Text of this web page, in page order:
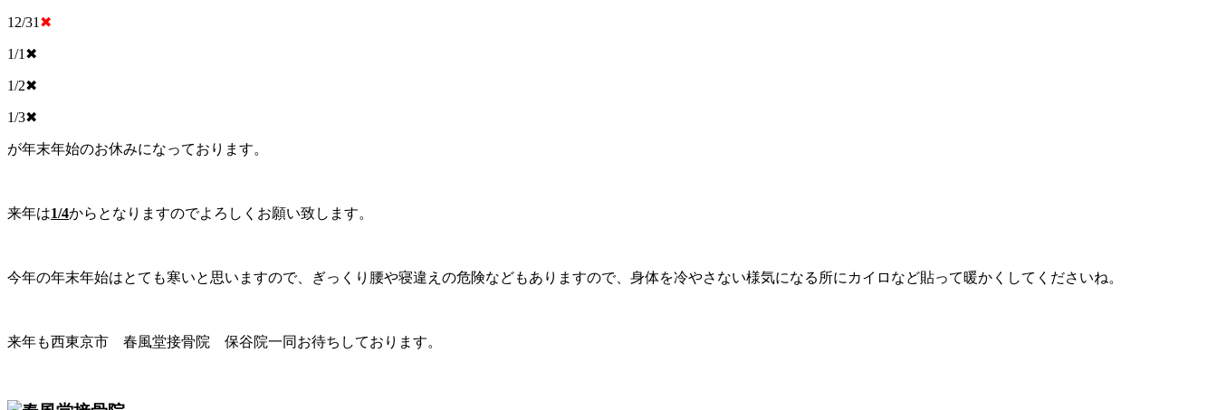
12/31 ✖
1/1✖
1/2✖
1/3✖
が年末年始のお休みになっております。
来年は1/4からとなりますのでよろしくお願い致します。
今年の年末年始はとても寒いと思いますので、ぎっくり腰や寝違えの危険などもありますので、身体を冷やさない様気になる所にカイロなど貼って暖かくしてくださいね。
来年も西東京市 春風堂接骨院 保谷院一同お待ちしております。